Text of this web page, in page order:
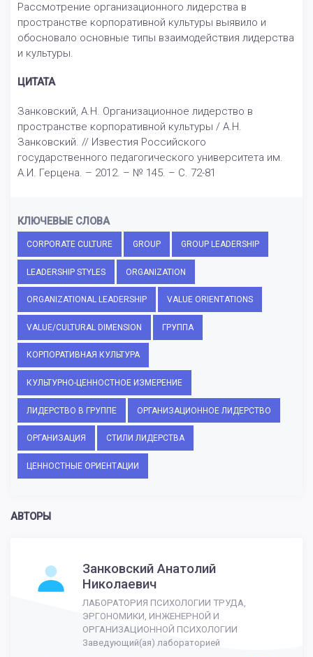
Рассмотрение организационного лидерства в
пространстве корпоративной культуры выявило и
обосновало основные типы взаимодействия лидерства
и культуры.
ЦИТАТА
Занковский, А.Н. Организационное лидерство в
пространстве корпоративной культуры / А.Н.
Занковский. // Известия Российского
государственного педагогического университета им.
А.И. Герцена. – 2012. – № 145. – С. 72-81
КЛЮЧЕВЫЕ СЛОВА
CORPORATE CULTURE GROUP GROUP LEADERSHIP
LEADERSHIP STYLES ORGANIZATION
ORGANIZATIONAL LEADERSHIP VALUE ORIENTATIONS
VALUE/CULTURAL DIMENSION ГРУППА
КОРПОРАТИВНАЯ КУЛЬТУРА
КУЛЬТУРНО-ЦЕННОСТНОЕ ИЗМЕРЕНИЕ
ЛИДЕРСТВО В ГРУППЕ ОРГАНИЗАЦИОННОЕ ЛИДЕРСТВО
ОРГАНИЗАЦИЯ СТИЛИ ЛИДЕРСТВА
ЦЕННОСТНЫЕ ОРИЕНТАЦИИ
АВТОРЫ
Занковский Анатолий
Николаевич
ЛАБОРАТОРИЯ ПСИХОЛОГИИ ТРУДА,
ЭРГОНОМИКИ, ИНЖЕНЕРНОЙ И
ОРГАНИЗАЦИОННОЙ ПСИХОЛОГИИ
Заведующий(ая) лабораторией